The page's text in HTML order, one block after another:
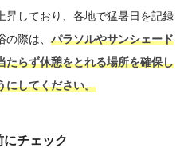
昇しており、各地で猛暑日を記録
際は、 パラソルやサンシェード
たらず休憩をとれる場所を確保し
にしてください。
チェック